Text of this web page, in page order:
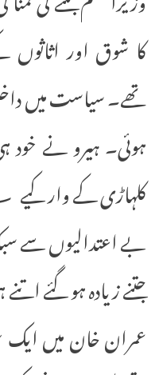
کا شوق اور
تھے۔ سیاست میں
ہوئی۔ ہیرو نے
کلہاڑی کے وار
بے اعتدالیوں سے
جتنے زیادہ ہو گئے
عمران خان میں ایک